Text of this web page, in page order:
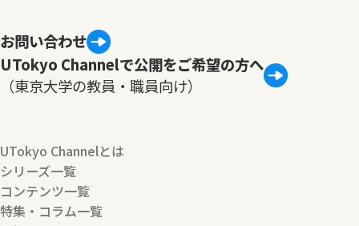
お問い合わせ
UTokyo Channelで公開をご希望の方へ
（東京大学の教員・職員向け）
UTokyo Channelとは
シリーズ一覧
コンテンツ一覧
特集・コラム一覧